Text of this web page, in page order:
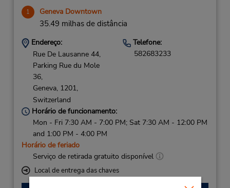
1 Geneva Downtown
35.49 milhas de distância
Endereço:
Rue De Lausanne 44,
Parking Rue du Mole
36,
Geneva, 1201,
Switzerland
Telefone:
582683233
Horário de funcionamento:
Mon - Fri 7:30 AM - 7:00 PM; Sat 7:30 AM - 12:00 PM
and 1:00 PM - 4:00 PM
Horário de feriado
Serviço de retirada gratuito disponível
Local de entrega das chaves